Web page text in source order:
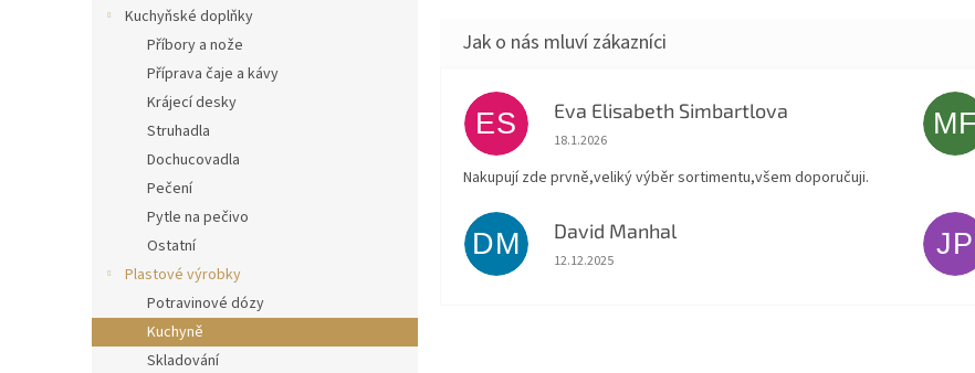
Kuchyňské doplňky
Příbory a nože
Příprava čaje a kávy
Krájecí desky
Struhadla
Dochucovadla
Pečení
Pytle na pečivo
Ostatní
Plastové výrobky
Potravinové dózy
Kuchyně
Skladování
ES Eva Elisabeth Simbartlova
Hodnocení obchodu je 5 z 5 hvězdiček.
18.1.2026
Nakupují zde prvně,veliký výběr sortimentu,všem doporučuji.
MF
DM David Manhal
Hodnocení obchodu je 5 z 5 hvězdiček.
12.12.2025
JP